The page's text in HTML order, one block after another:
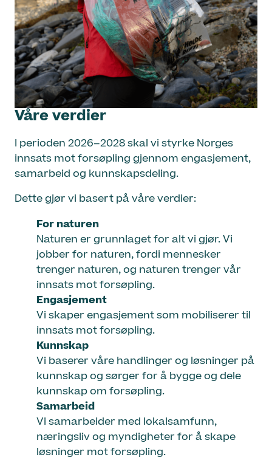
Våre verdier
I perioden 2026–2028 skal vi styrke Norges
innsats mot forsøpling gjennom engasjement,
samarbeid og kunnskapsdeling.
Dette gjør vi basert på våre verdier:
For naturen
Naturen er grunnlaget for alt vi gjør. Vi
jobber for naturen, fordi mennesker
trenger naturen, og naturen trenger vår
innsats mot forsøpling.
Engasjement
Vi skaper engasjement som mobiliserer til
innsats mot forsøpling.
Kunnskap
Vi baserer våre handlinger og løsninger på
kunnskap og sørger for å bygge og dele
kunnskap om forsøpling.
Samarbeid
Vi samarbeider med lokalsamfunn,
næringsliv og myndigheter for å skape
løsninger mot forsøpling.